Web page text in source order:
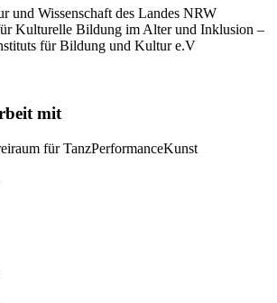
und Wissenschaft des Landes NRW
Kulturelle Bildung im Alter und Inklusion –
für Bildung und Kultur e.V
mit
für TanzPerformanceKunst